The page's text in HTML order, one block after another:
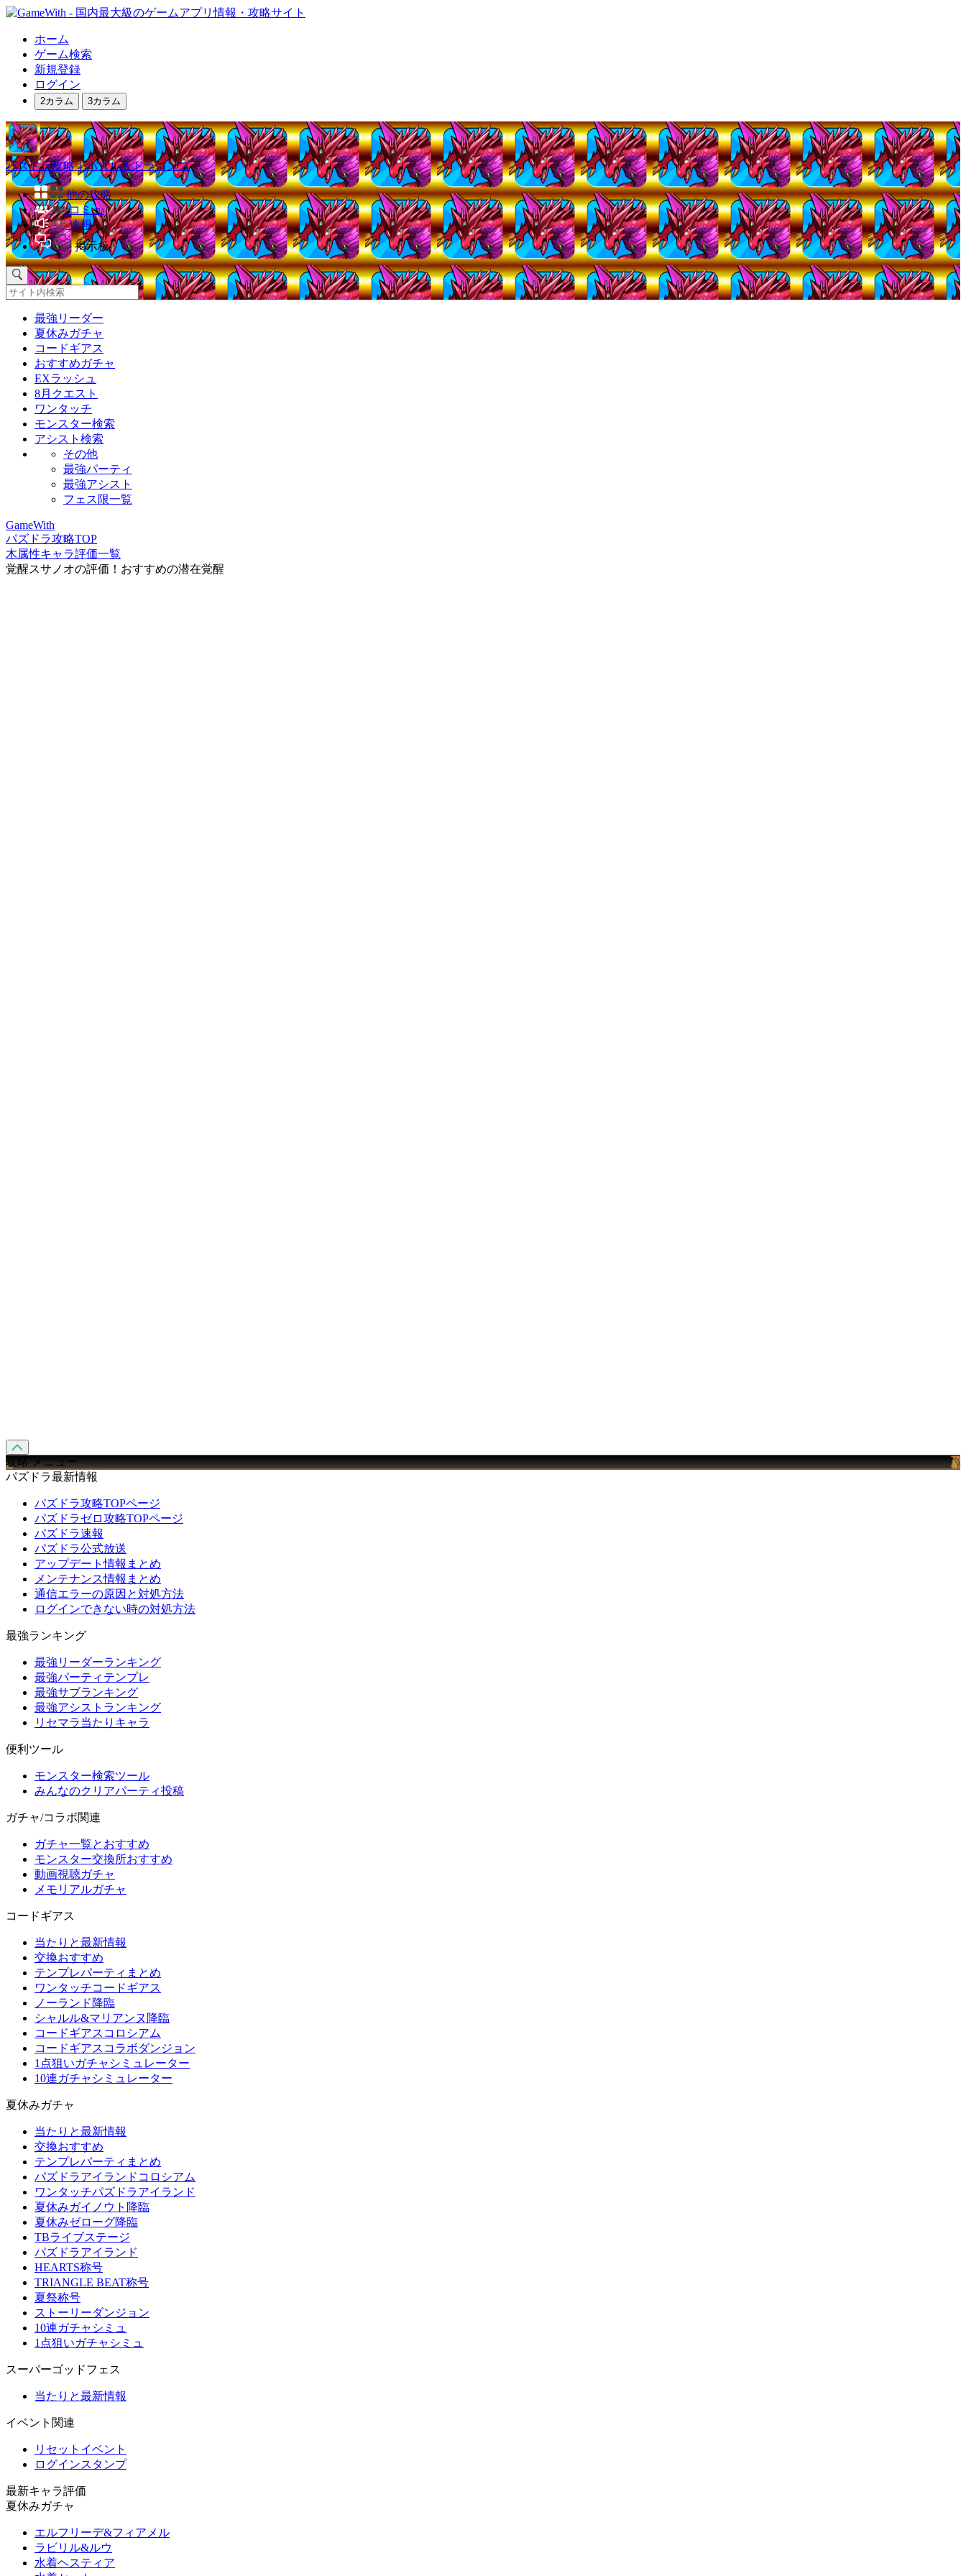
ホーム
ゲーム検索
新規登録
ログイン
2カラム 3カラム
パズドラ攻略｜パズル＆ドラゴンズ
他の攻略
コミュ
速報
掲示板
最強リーダー
夏休みガチャ
コードギアス
おすすめガチャ
EXラッシュ
8月クエスト
ワンタッチ
モンスター検索
アシスト検索
その他
最強パーティ
最強アシスト
フェス限一覧
GameWith
パズドラ攻略TOP
木属性キャラ評価一覧
覚醒スサノオの評価！おすすめの潜在覚醒
攻略 メニュー
パズドラ最新情報
パズドラ攻略TOPページ
パズドラゼロ攻略TOPページ
パズドラ速報
パズドラ公式放送
アップデート情報まとめ
メンテナンス情報まとめ
通信エラーの原因と対処方法
ログインできない時の対処方法
最強ランキング
最強リーダーランキング
最強パーティテンプレ
最強サブランキング
最強アシストランキング
リセマラ当たりキャラ
便利ツール
モンスター検索ツール
みんなのクリアパーティ投稿
ガチャ/コラボ関連
ガチャ一覧とおすすめ
モンスター交換所おすすめ
動画視聴ガチャ
メモリアルガチャ
コードギアス
当たりと最新情報
交換おすすめ
テンプレパーティまとめ
ワンタッチコードギアス
ノーランド降臨
シャルル&マリアンヌ降臨
コードギアスコロシアム
コードギアスコラボダンジョン
1点狙いガチャシミュレーター
10連ガチャシミュレーター
夏休みガチャ
当たりと最新情報
交換おすすめ
テンプレパーティまとめ
パズドラアイランドコロシアム
ワンタッチパズドラアイランド
夏休みガイノウト降臨
夏休みゼローグ降臨
TBライブステージ
パズドラアイランド
HEARTS称号
TRIANGLE BEAT称号
夏祭称号
ストーリーダンジョン
10連ガチャシミュ
1点狙いガチャシミュ
スーパーゴッドフェス
当たりと最新情報
イベント関連
リセットイベント
ログインスタンプ
最新キャラ評価
夏休みガチャ
エルフリーデ&フィアメル
ラビリル&ルウ
水着ヘスティア